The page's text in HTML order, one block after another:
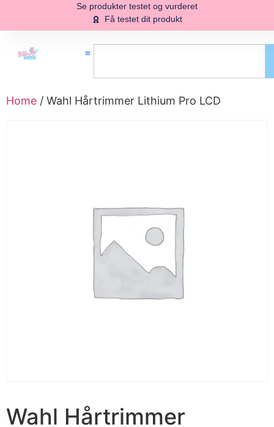
Se produkter testet og vurderet
Få testet dit produkt
Home / Wahl Hårtrimmer Lithium Pro LCD
Wahl Hårtrimmer